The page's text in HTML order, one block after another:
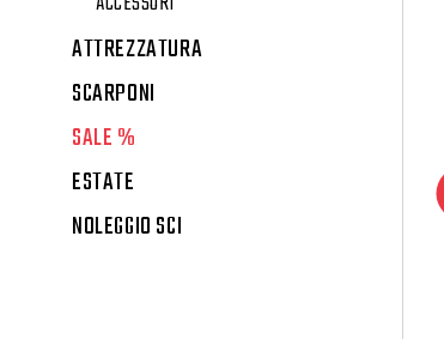
ATTREZZATURA
SCARPONI
SALE %
ESTATE
NOLEGGIO SCI